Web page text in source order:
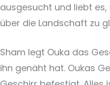
ausgesucht und liebt
über die Landschaft zu
Sham legt Ouka das
ihn genäht hat. Oukas